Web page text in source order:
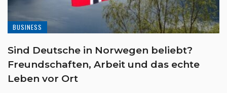
BUSINESS
Sind Deutsche in Norwegen beliebt?
Freundschaften, Arbeit und das echte
Leben vor Ort